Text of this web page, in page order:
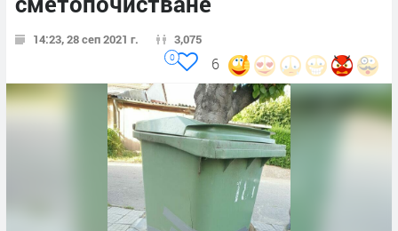
14:23, 28 сеп 2021 г. 3,075
6
0